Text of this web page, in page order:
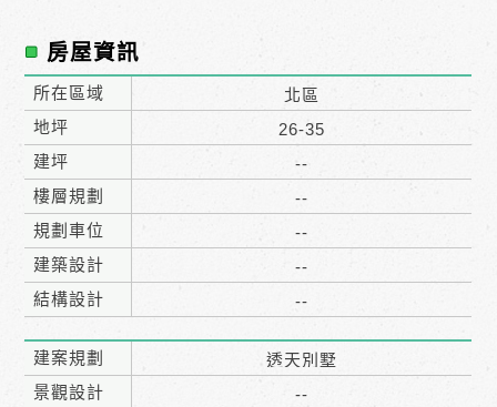
房屋資訊
所在區域
北區
地坪
26-35
建坪
--
樓層規劃
--
規劃車位
--
建築設計
--
結構設計
--
建案規劃
透天別墅
景觀設計
--